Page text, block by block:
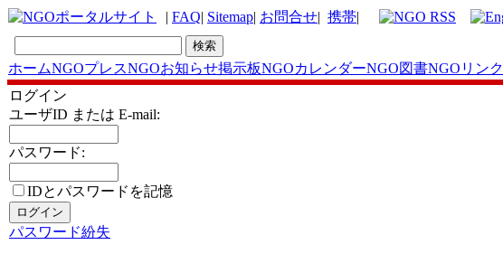
| FAQ| Sitemap| お問合せ| 携帯|
ホームNGOプレスNGOお知らせ掲示板NGOカレンダーNGO図書NGOリンク
ログイン
ユーザID または E-mail:
パスワード:
IDとパスワードを記憶
パスワード紛失